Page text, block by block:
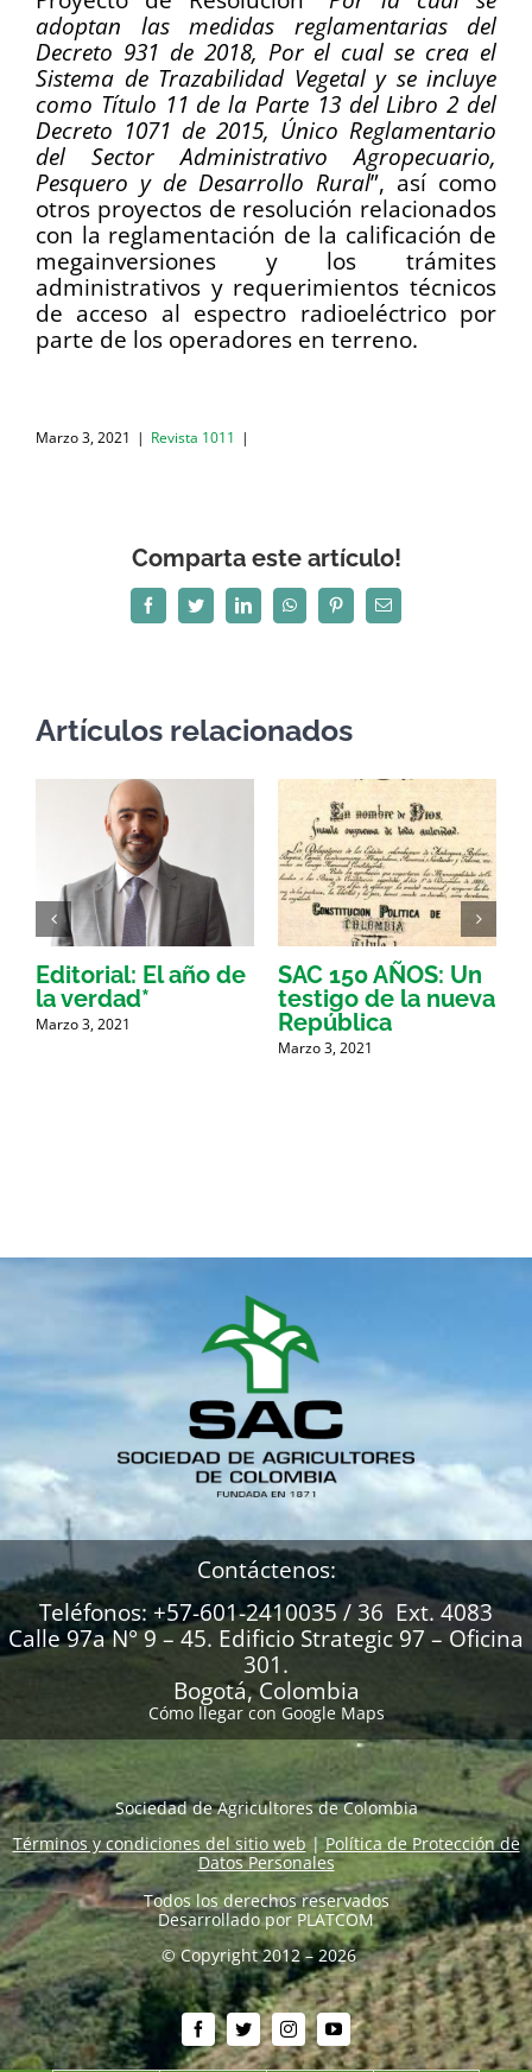
adoptan las medidas reglamentarias del
Decreto 931 de 2018, Por el cual se crea el
Sistema de Trazabilidad Vegetal y se incluye
como Título 11 de la Parte 13 del Libro 2 del
Decreto 1071 de 2015, Único Reglamentario
del Sector Administrativo Agropecuario,
Pesquero y de Desarrollo Rural”, así como
otros proyectos de resolución relacionados
con la reglamentación de la calificación de
megainversiones y los trámites
administrativos y requerimientos técnicos
de acceso al espectro radioeléctrico por
parte de los operadores en terreno.
Marzo 3, 2021 | Revista 1011 |
Comparta este artículo!
FacebookTwitterLinkedInWhatsAppPinterestCorreo
electrónico
Artículos relacionados
Editorial: El año de
la verdad*
Marzo 3, 2021
SAC 150 AÑOS: Un
testigo de la nueva
República
Marzo 3, 2021
Contáctenos:
Teléfonos: +57-601-2410035 / 36 Ext. 4083
Calle 97a N° 9 – 45. Edificio Strategic 97 – Oficina
301.
Bogotá, Colombia
Cómo llegar con Google Maps
Sociedad de Agricultores de Colombia
Términos y condiciones del sitio web|Política de Protección de
Datos Personales
Todos los derechos reservados
Desarrollado por PLATCOM
© Copyright 2012 – 2026